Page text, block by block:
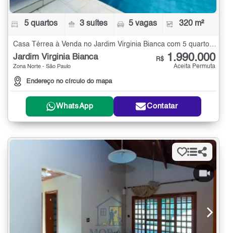
5 quartos 3 suítes 5 vagas 320 m²
Jardim Virginia Bianca
Zona Norte - São Paulo
Endereço no círculo do mapa
R$ 1.990.000
Aceita Permuta
WhatsApp Contatar